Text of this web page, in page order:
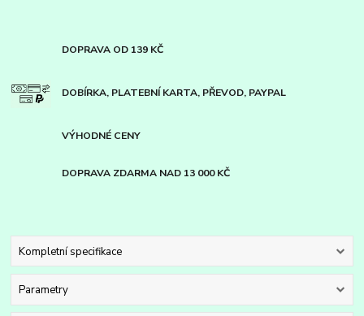
DOPRAVA OD 139 KČ
DOBÍRKA, PLATEBNÍ KARTA, PŘEVOD, PAYPAL
VÝHODNÉ CENY
DOPRAVA ZDARMA NAD 13 000 KČ
Kompletní specifikace
Parametry